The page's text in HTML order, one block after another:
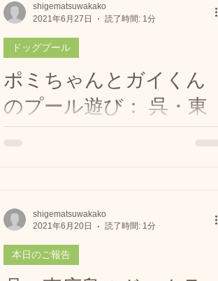
セルテリア のブランカちゃん🐶 初泳ぎ🏊‍♂️
💕💕...
ポミちゃんとガイくん
のプール遊び： 呉・東
広島ドッグラン
ガイ君とプール🏊‍♂️ ポミちゃん初めてとは思
えない泳ぎでしたよ💕...
ドッグプール
shigematsuwakako
2021年6月27日
読了時間: 1分
本日のご報告
shigematsuwakako
2021年6月20日
読了時間: 1分